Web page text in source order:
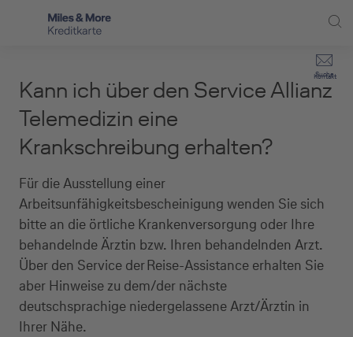
Direkt zur Suche (Enter drücken)
Direkt zum Hauptinhalt (Enter drücken)
Kontakt
Suche
Selbstständige
Unternehmen
Service
Miles & More Programm
Kreditkarte empfehlen
Kreditkarten-Banking
Kreditkarte beantragen
Kann ich über den Service Allianz
Telemedizin eine
Krankschreibung erhalten?
Für die Ausstellung einer
Arbeitsunfähigkeitsbescheinigung wenden Sie sich
bitte an die örtliche Krankenversorgung oder Ihre
behandelnde Ärztin bzw. Ihren behandelnden Arzt.
Über den Service der Reise-Assistance erhalten Sie
aber Hinweise zu dem/der nächste
deutschsprachige niedergelassene Arzt/Ärztin in
Ihrer Nähe.